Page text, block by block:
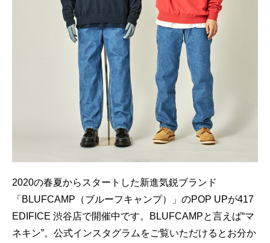
KNOWLEDGE
GADGET
RECOMMENDFOLLOW RATEHIGHER MAGAZINE
Diters inc. All Rights & Copyrights Reserved.
2020の春夏からスタートした新進気鋭ブランド
「BLUFCAMP（ブルーフキャンプ）」のPOP UPが417
EDIFICE 渋谷店で開催中です。BLUFCAMPと言えば“マ
ネキン”。公式インスタグラムをご覧いただけるとお分か